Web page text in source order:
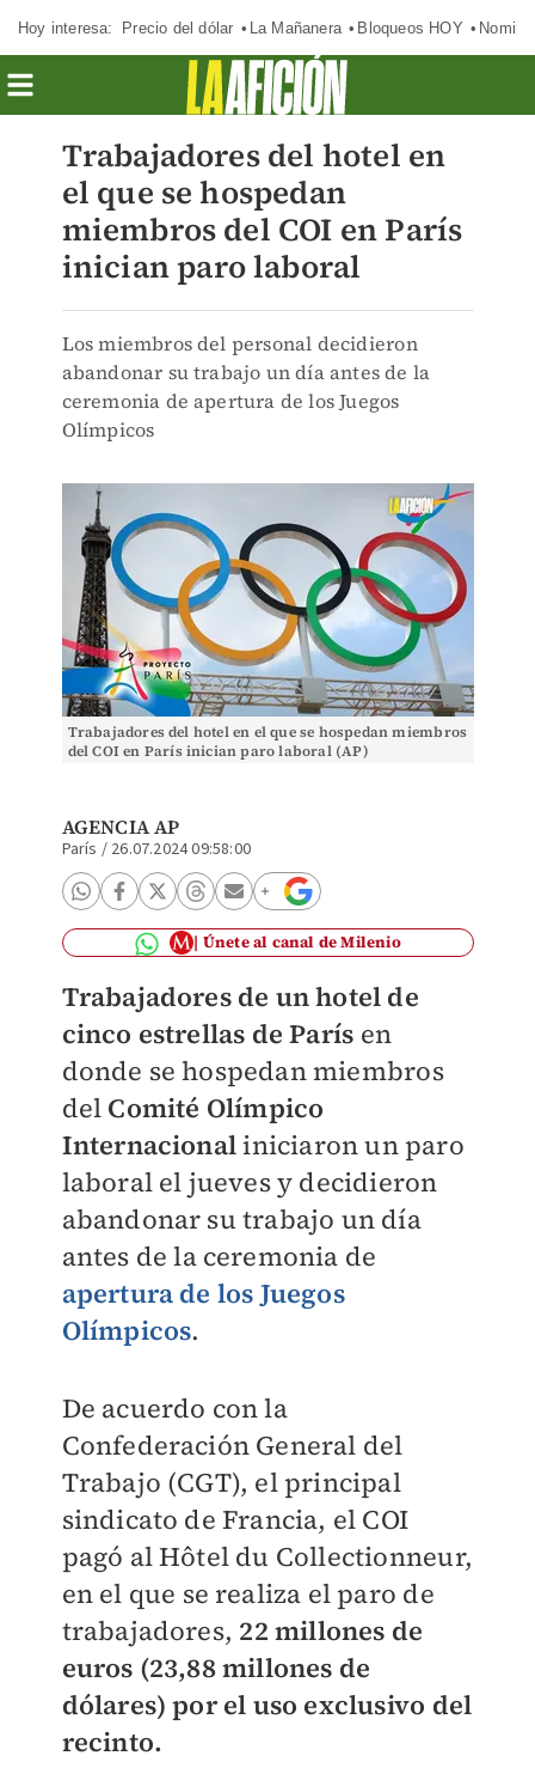
Hoy interesa: Precio del dólar La Mañanera Bloqueos HOY
Trabajadores del hotel en
el que se hospedan
miembros del COI en París
inician paro laboral
Los miembros del personal decidieron
abandonar su trabajo un día antes de la
ceremonia de apertura de los Juegos
Olímpicos
Trabajadores del hotel en el que se hospedan miembros
del COI en París inician paro laboral (AP)
AGENCIA AP
París / 26.07.2024 09:58:00
Únete al canal de Milenio
Trabajadores de un hotel de
cinco estrellas de París en
donde se hospedan miembros
del Comité Olímpico
Internacionaliniciaron un paro
laboral el jueves y decidieron
abandonar su trabajo un día
antes de la ceremonia de
apertura de los Juegos
Olímpicos.
De acuerdo con la
Confederación General del
Trabajo (CGT), el principal
sindicato de Francia, el COI
pagó al Hôtel du Collectionneur,
en el que se realiza el paro de
trabajadores, 22 millones de
euros (23,88 millones de
dólares) por el uso exclusivo del
recinto.